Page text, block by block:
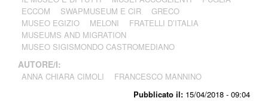
Pubblicato il: 15/04/2018 - 09:04
ECCOM
SWAPMUSEUM E CIR
GRECO
MUSEO EGIZIO
MELONI
FRATELLI D’ITALIA
MUSEUMS AND MIGRATION
MUSEO SIGISMONDO CASTROMEDIANO
AUTORE/I:
ANNA CHIARA CIMOLI FRANCESCO MANNINO